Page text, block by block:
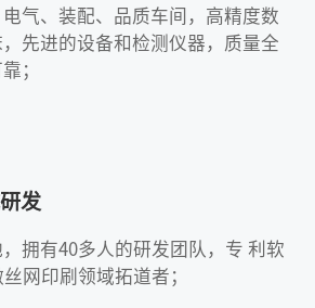
气、装配、品质车间，高精度数
先进的设备和检测仪器，质量全
；
发
拥有40多人的研发团队，专 利软
网印刷领域拓道者；